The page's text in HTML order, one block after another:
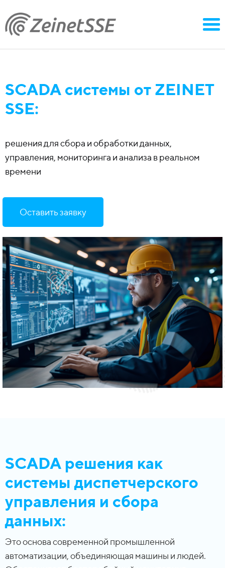
SCADA системы от ZEINET
SSE:
решения для сбора и обработки данных,
управления, мониторинга и анализа в реальном
времени
Оставить заявку
SCADA решения как
системы диспетчерского
управления и сбора
данных:
Это основа современной промышленной
автоматизации, объединяющая машины и людей.